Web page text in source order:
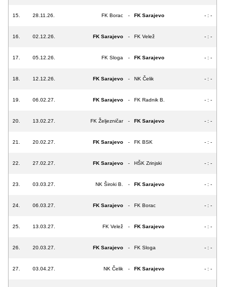
15. 28.11.26. FK Borac - FK Sarajevo - : -
16. 02.12.26. FK Sarajevo - FK Velež - : -
17. 05.12.26. FK Sloga - FK Sarajevo - : -
18. 12.12.26. FK Sarajevo - NK Čelik - : -
19. 06.02.27. FK Sarajevo - FK Radnik B. - : -
20. 13.02.27. FK Željezničar - FK Sarajevo - : -
21. 20.02.27. FK Sarajevo - FK BSK - : -
22. 27.02.27. FK Sarajevo - HŠK Zrinjski - : -
23. 03.03.27. NK Široki B. - FK Sarajevo - : -
24. 06.03.27. FK Sarajevo - FK Borac - : -
25. 13.03.27. FK Velež - FK Sarajevo - : -
26. 20.03.27. FK Sarajevo - FK Sloga - : -
27. 03.04.27. NK Čelik - FK Sarajevo - : -